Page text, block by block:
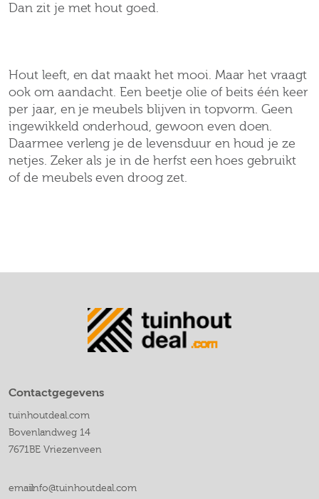
Dan zit je met hout goed.
Hout leeft, en dat maakt het mooi. Maar het vraagt
ook om aandacht. Een beetje olie of beits één keer
per jaar, en je meubels blijven in topvorm. Geen
ingewikkeld onderhoud, gewoon even doen.
Daarmee verleng je de levensduur en houd je ze
netjes. Zeker als je in de herfst een hoes gebruikt
of de meubels even droog zet.
Contactgegevens
tuinhoutdeal.com
Bovenlandweg 14
7671BE Vriezenveen
emailinfo@tuinhoutdeal.com